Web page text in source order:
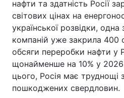
нафти та здатність Росії
світових цінах на
української розвідки,
компаній уже закрила 400
обсяги переробки нафти у
щонайменше на 10% у 2026
цього, Росія має труднощі
пошкоджених свердловин.